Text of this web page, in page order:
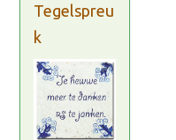
Tegelspreu
k